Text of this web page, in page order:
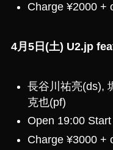
Charge ¥2000 +
4月5日(土) U2.jp
長谷川祐亮(ds),
克也(pf)
Open 19:00
Charge ¥3000 +